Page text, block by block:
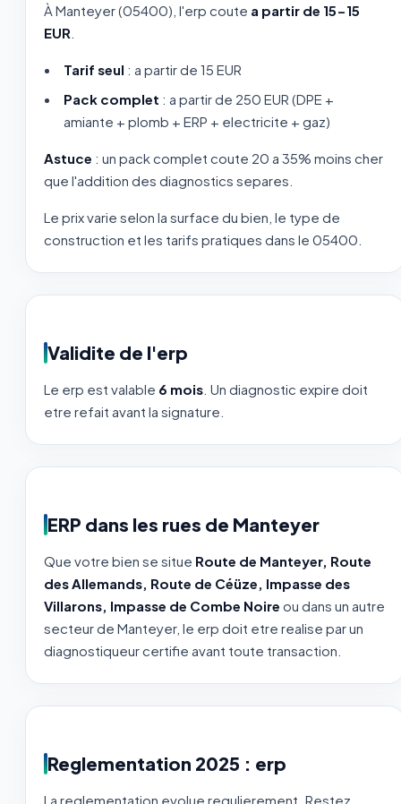
À Manteyer (05400), l'erp coute a partir de 15-15
EUR
Tarif seul : a partir de 15 EUR
Pack complet : a partir de 250 EUR (DPE +
amiante + plomb + ERP + electricite + gaz)
Astuce : un pack complet coute 20 a 35% moins cher
que l'addition des diagnostics separes.
Le prix varie selon la surface du bien, le type de
construction et les tarifs pratiques dans le 05400.
Validite de l'erp
Le erp est valable 6 mois . Un diagnostic expire doit
etre refait avant la signature.
ERP dans les rues de Manteyer
Que votre bien se situe Route de Manteyer, Route
des Allemands, Route de Céüze, Impasse des
Villarons, Impasse de Combe Noire ou dans un autre
secteur de Manteyer, le erp doit etre realise par un
diagnostiqueur certifie avant toute transaction.
Reglementation 2025 : erp
La reglementation evolue regulierement. Restez